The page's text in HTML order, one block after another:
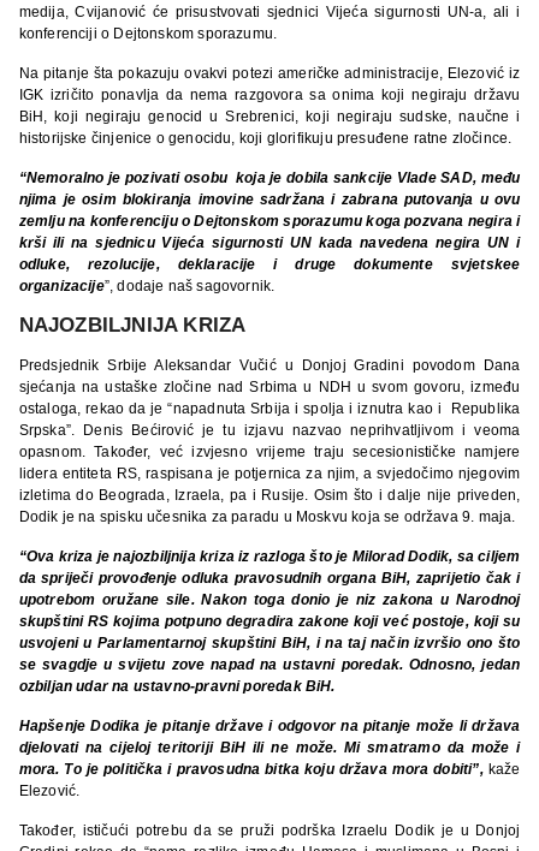
medija, Cvijanović će prisustvovati sjednici Vijeća sigurnosti UN-a, ali i
konferenciji o Dejtonskom sporazumu.
Na pitanje šta pokazuju ovakvi potezi američke administracije, Elezović iz
IGK izričito ponavlja da nema razgovora sa onima koji negiraju državu
BiH, koji negiraju genocid u Srebrenici, koji negiraju sudske, naučne i
historijske činjenice o genocidu, koji glorifikuju presuđene ratne zločince.
“Nemoralno je pozivati osobu koja je dobila sankcije Vlade SAD, među
njima je osim blokiranja imovine sadržana i zabrana putovanja u ovu
zemlju na konferenciju o Dejtonskom sporazumu koga pozvana negira i
krši ili na sjednicu Vijeća sigurnosti UN kada navedena negira UN i
odluke, rezolucije, deklaracije i druge dokumente svjetskee
organizacije”, dodaje naš sagovornik.
NAJOZBILJNIJA KRIZA
Predsjednik Srbije Aleksandar Vučić u Donjoj Gradini povodom Dana
sjećanja na ustaške zločine nad Srbima u NDH u svom govoru, između
ostaloga, rekao da je “napadnuta Srbija i spolja i iznutra kao i Republika
Srpska”. Denis Bećirović je tu izjavu nazvao neprihvatljivom i veoma
opasnom. Također, već izvjesno vrijeme traju secesionističke namjere
lidera entiteta RS, raspisana je potjernica za njim, a svjedočimo njegovim
izletima do Beograda, Izraela, pa i Rusije. Osim što i dalje nije priveden,
Dodik je na spisku učesnika za paradu u Moskvu koja se održava 9. maja.
“Ova kriza je najozbiljnija kriza iz razloga što je Milorad Dodik, sa ciljem
da spriječi provođenje odluka pravosudnih organa BiH, zaprijetio čak i
upotrebom oružane sile. Nakon toga donio je niz zakona u Narodnoj
skupštini RS kojima potpuno degradira zakone koji već postoje, koji su
usvojeni u Parlamentarnoj skupštini BiH, i na taj način izvršio ono što
se svagdje u svijetu zove napad na ustavni poredak. Odnosno, jedan
ozbiljan udar na ustavno-pravni poredak BiH.
Hapšenje Dodika je pitanje države i odgovor na pitanje može li država
djelovati na cijeloj teritoriji BiH ili ne može. Mi smatramo da može i
mora. To je politička i pravosudna bitka koju država mora dobiti”, kaže
Elezović.
Također, ističući potrebu da se pruži podrška Izraelu Dodik je u Donjoj